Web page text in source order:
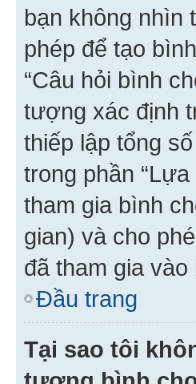
bạn không nhìn
phép để tạo
“Câu hỏi bình
tượng xác định
thiếp lập tổng
trong phần
tham gia bình
gian) và cho
đã tham gia
Đầu trang
Tại sao tôi